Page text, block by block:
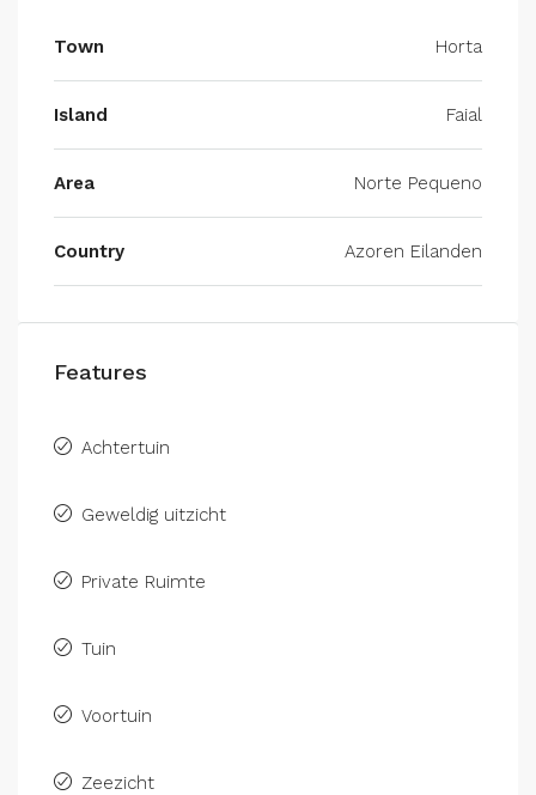
Town Horta
Island Faial
Area Norte Pequeno
Country Azoren Eilanden
Features
Achtertuin
Geweldig uitzicht
Private Ruimte
Tuin
Voortuin
Zeezicht